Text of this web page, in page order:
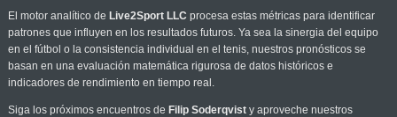
El motor analítico de Live2Sport LLC procesa estas métricas para identificar
patrones que influyen en los resultados futuros. Ya sea la sinergia del equipo
en el fútbol o la consistencia individual en el tenis, nuestros pronósticos se
basan en una evaluación matemática rigurosa de datos históricos e
indicadores de rendimiento en tiempo real.
Siga los próximos encuentros de Filip Soderqvisty aproveche nuestros